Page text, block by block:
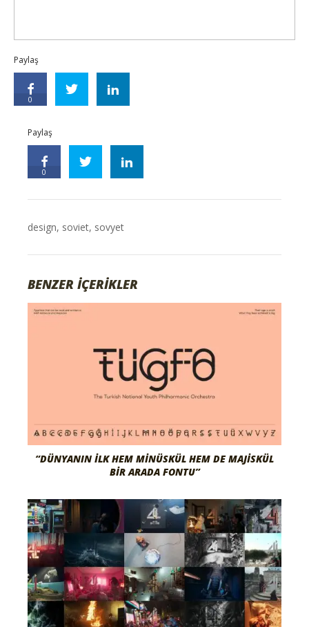
Paylaş
0
Paylaş
0
design, soviet, sovyet
BENZER İÇERİKLER
“DÜNYANIN İLK HEM MINÜSKÜL HEM DE MAJISKÜL
BIR ARADA FONTU”